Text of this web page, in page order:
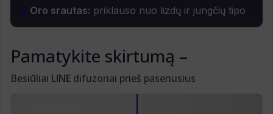
Oro srautas: priklauso nuo lizdų ir jungčių tipo
Pamatykite skirtumą –
Besiūliai LINE difuzoriai prieš pasenusius